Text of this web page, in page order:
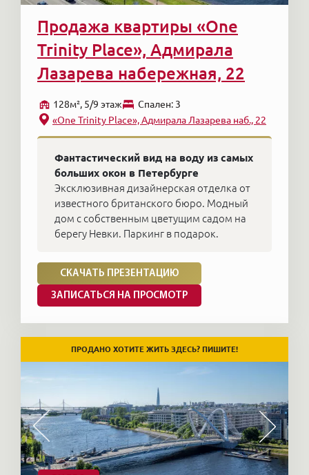
Продажа квартиры «One
Trinity Place», Адмирала
Лазарева набережная, 22
128м², 5/9 этаж
Cпален: 3
«One Trinity Place», Адмирала Лазарева наб., 22
Фантастический вид на воду из самых
больших окон в Петербурге
Эксклюзивная дизайнерская отделка от
известного британского бюро. Модный
дом с собственным цветущим садом на
берегу Невки. Паркинг в подарок.
СКАЧАТЬ ПРЕЗЕНТАЦИЮ
ЗАПИСАТЬСЯ НА ПРОСМОТР
ПРОДАНО ХОТИТЕ ЖИТЬ ЗДЕСЬ? ПИШИТЕ!